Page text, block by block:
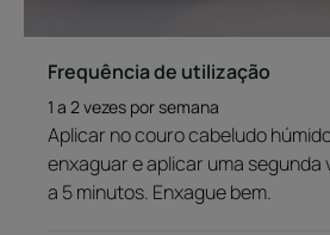
Frequência de utilização
1 a 2 vezes por semana
Aplicar no couro cabeludo
enxaguar e aplicar uma segunda
a 5 minutos. Enxague bem.